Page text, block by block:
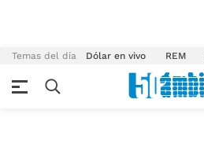
Temas del día Dólar en vivo REM